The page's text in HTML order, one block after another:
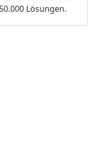
Lösungen.